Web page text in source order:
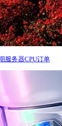
服务器CPU订单